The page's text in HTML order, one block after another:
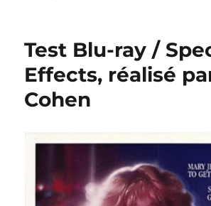
Test Blu-ray /
Effects, réalisé
Cohen